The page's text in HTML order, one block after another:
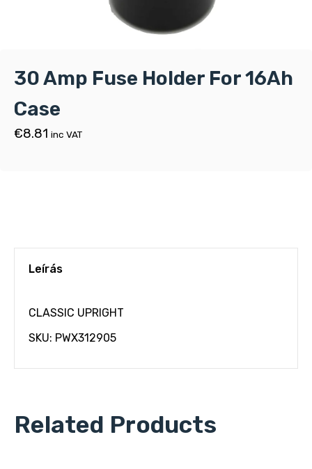
30 Amp Fuse Holder For 16Ah
Case
€8.81 inc VAT
Leírás
CLASSIC UPRIGHT
SKU: PWX312905
Related Products